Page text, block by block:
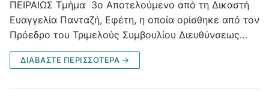
ΠΕΙΡΑΙΩΣ Τμήμα 3ο Αποτελούμενο από τη Δικαστή
Ευαγγελία Πανταζή, Εφέτη, η οποία ορίσθηκε από τον
Πρόεδρο του Τριμελούς Συμβουλίου Διευθύνσεως…
ΔΙΑΒΑΣΤΕ ΠΕΡΙΣΣΟΤΕΡΑ →